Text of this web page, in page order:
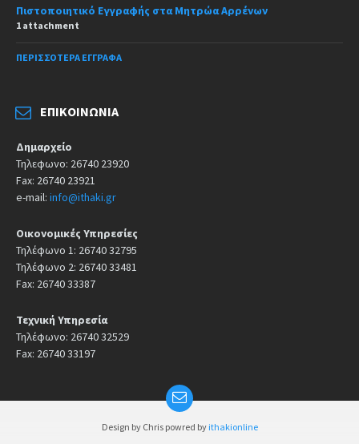
Πιστοποιητικό Εγγραφής στα Μητρώα Αρρένων
1 attachment
ΠΕΡΙΣΣΌΤΕΡΑ ΈΓΓΡΑΦΑ
ΕΠΙΚΟΙΝΩΝΊΑ
Δημαρχείο
Τηλεφωνο: 26740 23920
Fax: 26740 23921
e-mail: info@ithaki.gr
Οικονομικές Υπηρεσίες
Τηλέφωνο 1: 26740 32795
Τηλέφωνο 2: 26740 33481
Fax: 26740 33387
Τεχνική Υπηρεσία
Τηλέφωνο: 26740 32529
Fax: 26740 33197
Design by Chris powred by ithakionline